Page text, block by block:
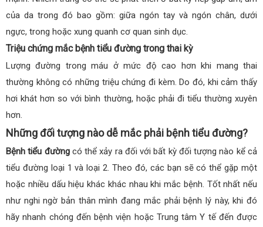
của da trong đó bao gồm: giữa ngón tay và ngón chân, dưới
ngực, trong hoặc xung quanh cơ quan sinh dục.
Triệu chứng mắc bệnh tiểu đường trong thai kỳ
Lượng đường trong máu ở mức độ cao hơn khi mang thai
thường không có những triệu chứng đi kèm. Do đó, khi cảm thấy
hơi khát hơn so với bình thường, hoặc phải đi tiểu thường xuyên
hơn.
Những đối tượng nào dễ mắc phải bệnh tiểu đường?
Bệnh tiểu đườngcó thể xảy ra đối với bất kỳ đối tượng nào kể cả
tiểu đường loại 1 và loại 2. Theo đó, các bạn sẽ có thể gặp một
hoặc nhiều dấu hiệu khác khác nhau khi mắc bệnh. Tốt nhất nếu
như nghi ngờ bản thân mình đang mắc phải bệnh lý này, khi đó
hãy nhanh chóng đến bệnh viện hoặc Trung tâm Y tế đến được